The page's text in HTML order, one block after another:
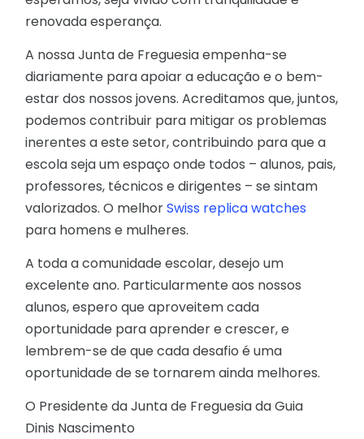
renovada esperança.
A nossa Junta de Freguesia empenha-se
diariamente para apoiar a educação e o bem-
estar dos nossos jovens. Acreditamos que, juntos,
podemos contribuir para mitigar os problemas
inerentes a este setor, contribuindo para que a
escola seja um espaço onde todos – alunos, pais,
professores, técnicos e dirigentes – se sintam
valorizados. O melhorSwiss replica watches
para homens e mulheres.
A toda a comunidade escolar, desejo um
excelente ano. Particularmente aos nossos
alunos, espero que aproveitem cada
oportunidade para aprender e crescer, e
lembrem-se de que cada desafio é uma
oportunidade de se tornarem ainda melhores.
O Presidente da Junta de Freguesia da Guia
Dinis Nascimento